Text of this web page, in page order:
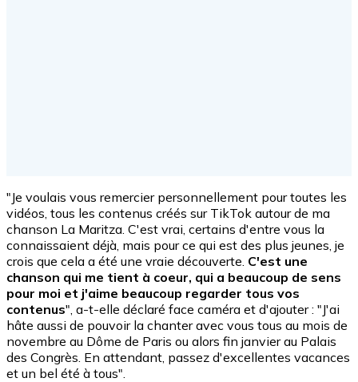
"Je voulais vous remercier personnellement pour toutes les
vidéos, tous les contenus créés sur TikTok autour de ma
chanson La Maritza. C'est vrai, certains d'entre vous la
connaissaient déjà, mais pour ce qui est des plus jeunes, je
crois que cela a été une vraie découverte. C'est une
chanson qui me tient à coeur, qui a beaucoup de sens
pour moi et j'aime beaucoup regarder tous vos
contenus", a-t-elle déclaré face caméra et d'ajouter : "J'ai
hâte aussi de pouvoir la chanter avec vous tous au mois de
novembre au Dôme de Paris ou alors fin janvier au Palais
des Congrès. En attendant, passez d'excellentes vacances
et un bel été à tous".